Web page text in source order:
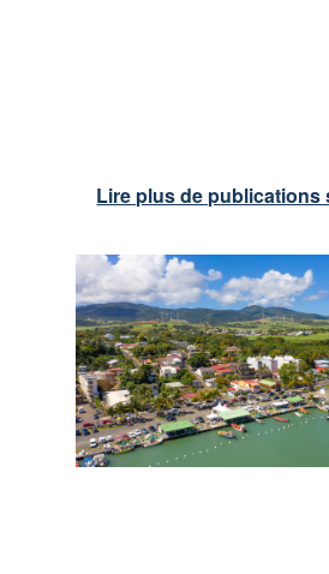
Lire plus de publications